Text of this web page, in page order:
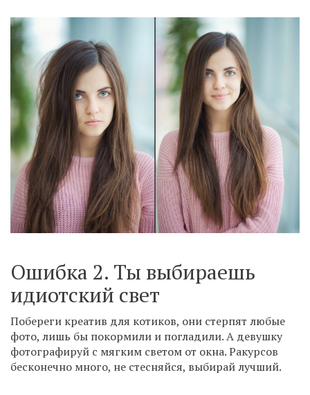
Ошибка 2. Ты выбираешь
идиотский свет
Побереги креатив для котиков, они стерпят любые
фото, лишь бы покормили и погладили. А девушку
фотографируй с мягким светом от окна. Ракурсов
бесконечно много, не стесняйся, выбирай лучший.